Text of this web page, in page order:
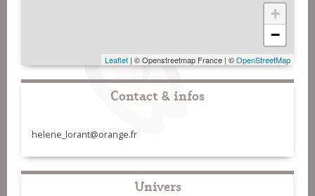
+
−
Leaflet | © Openstreetmap France | ©OpenStreetMap
Contact & infos
helene_lorant@orange.fr
Univers